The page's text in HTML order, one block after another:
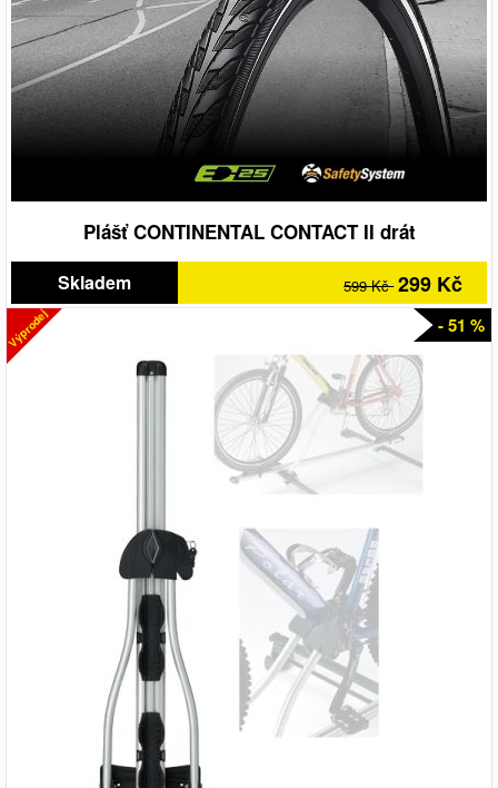
Plášť CONTINENTAL CONTACT II drát
Skladem 599 Kč 299 Kč
Výprodej - 51 %